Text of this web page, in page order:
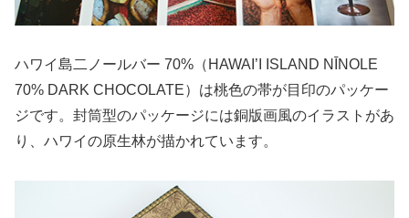
ハワイ島二ノールバー 70%（HAWAI’I ISLAND NĪNOLE
70% DARK CHOCOLATE）は桃色の帯が目印のパッケー
ジです。封筒型のパッケージには銅版画風のイラストがあ
り、ハワイの原生林が描かれています。